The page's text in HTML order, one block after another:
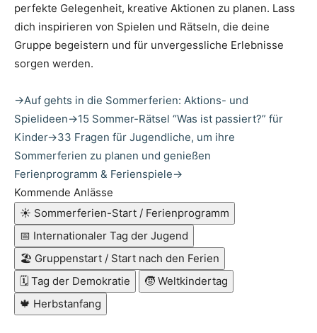
perfekte Gelegenheit, kreative Aktionen zu planen. Lass
dich inspirieren von Spielen und Rätseln, die deine
Gruppe begeistern und für unvergessliche Erlebnisse
sorgen werden.
→Auf gehts in die Sommerferien: Aktions- und
Spielideen→15 Sommer-Rätsel “Was ist passiert?” für
Kinder→33 Fragen für Jugendliche, um ihre
Sommerferien zu planen und genießen
Ferienprogramm & Ferienspiele→
Kommende Anlässe
☀️ Sommerferien-Start / Ferienprogramm
📅 Internationaler Tag der Jugend
🏖️ Gruppenstart / Start nach den Ferien
🗓️ Tag der Demokratie 🧒 Weltkindertag
🍁 Herbstanfang